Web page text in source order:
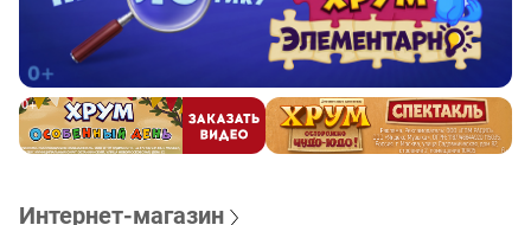
Интернет-магазин